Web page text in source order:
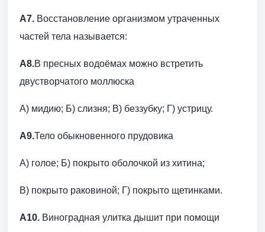
А7. Восстановление организмом утраченных
частей тела называется:
А8.В пресных водоёмах можно встретить
двустворчатого моллюска
А) мидию; Б) слизня; В) беззубку; Г) устрицу.
А9.Тело обыкновенного прудовика
А) голое; Б) покрыто оболочкой из хитина;
В) покрыто раковиной; Г) покрыто щетинками.
А10. Виноградная улитка дышит при помощи